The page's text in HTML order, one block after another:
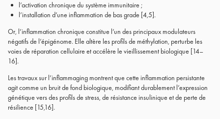
l’activation chronique du système immunitaire ;
l’installation d’une inflammation de bas grade [4,5].
Or, l’inflammation chronique constitue l’un des principaux modulateurs
négatifs de l’épigénome. Elle altère les profils de méthylation, perturbe les
voies de réparation cellulaire et accélère le vieillissement biologique [14–
16].
Les travaux sur l’inflammaging montrent que cette inflammation persistante
agit comme un bruit de fond biologique, modifiant durablement l’expression
génétique vers des profils de stress, de résistance insulinique et de perte de
résilience [15,16].